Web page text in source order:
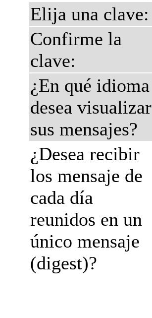
Elija una clave:
Confirme la
clave:
¿En qué idioma
desea visualizar
sus mensajes?
¿Desea recibir
los mensaje de
cada día
reunidos en un
único mensaje
(digest)?